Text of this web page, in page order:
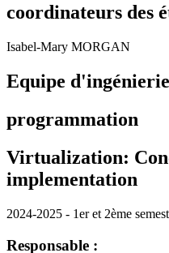
coordinateurs des
Isabel-Mary MORGAN
Equipe
programmation
Virtualization:
implementation
2024-2025 - 1er et 2ème
Responsable :